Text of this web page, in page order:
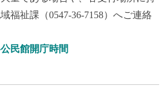
福祉課（0547-36-7158）へご連絡
民館開庁時間